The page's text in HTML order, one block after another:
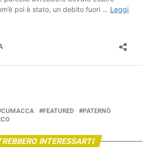
CUMACCA FEATURED
PATERNÒ
INTERESSARTI